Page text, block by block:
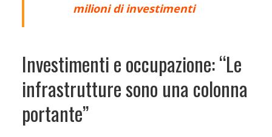
milioni di investimenti
Investimenti e occupazione: “Le
infrastrutture sono una colonna
portante”